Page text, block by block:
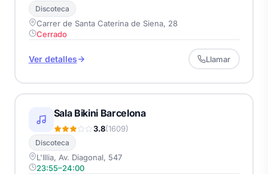
Discoteca
Carrer de Santa Caterina de Siena, 28
Cerrado
Ver detalles Llamar
Sala Bikini Barcelona
3.8(1609)
Discoteca
L'Illia, Av. Diagonal, 547
23:55–24:00